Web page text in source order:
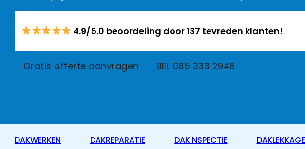
4.9/5.0 beoordeling door 137 tevreden klanten!
Gratis offerte aanvragen BEL 085 333 2948
DAKWERKEN DAKREPARATIE DAKINSPECTIE DAKLEKKAGE